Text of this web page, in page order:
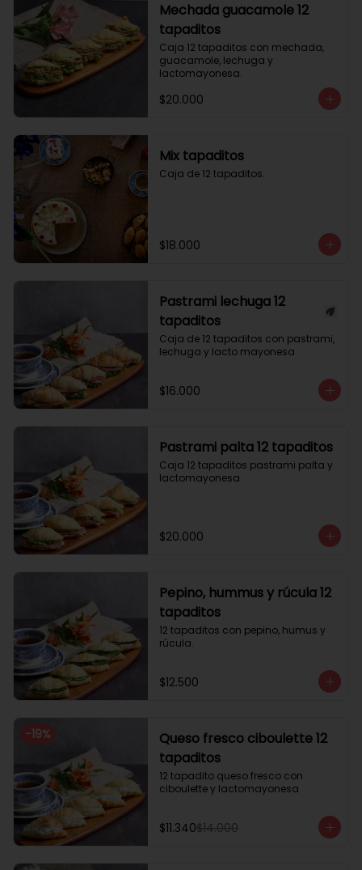
Mechada guacamole 12
tapaditos
Caja 12 tapaditos con mechada,
guacamole, lechuga y
lactomayonesa.
$20.000
Mix tapaditos
Caja de 12 tapaditos.
$18.000
Pastrami lechuga 12
tapaditos
Caja de 12 tapaditos con pastrami,
lechuga y lacto mayonesa
$16.000
Pastrami palta 12 tapaditos
Caja 12 tapaditos pastrami palta y
lactomayonesa
$20.000
Pepino, hummus y rúcula 12
tapaditos
12 tapaditos con pepino, humus y
rúcula.
$12.500
-19%
Queso fresco ciboulette 12
tapaditos
12 tapadito queso fresco con
ciboulette y lactomayonesa
$11.340$14.000